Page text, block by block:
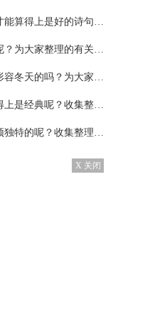
你知道什么样的诗句才能算得上是好的诗句吗？为大家整理的西湖的诗句大全
什么样的名言才经典呢？为大家整理的有关劳动的名言
大家知道古人是怎么形容冬天的吗？为大家分享关于冬天的古诗
什么样的宣传语才算得上是经典呢？收集整理的保护环境标语宣传语精选230句
什么样的文案才是新颖独特的呢？收集整理的发抖音的经典文案
X 关闭